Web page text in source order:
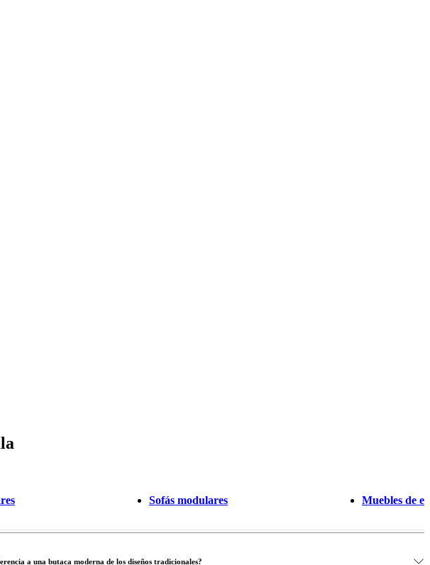
Sofás modulares Muebles de
a una butaca moderna de los diseños tradicionales?